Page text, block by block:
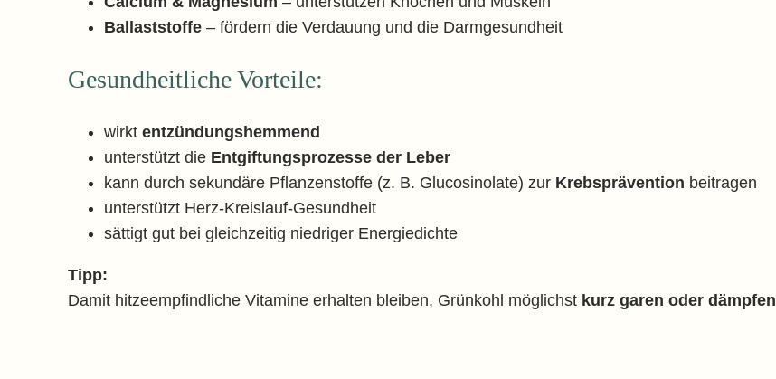
Ballaststoffe – fördern die Verdauung und die Darmgesundheit
Gesundheitliche Vorteile:
wirktentzündungshemmend
unterstützt die Entgiftungsprozesse der Leber
kann durch sekundäre Pflanzenstoffe (z. B. Glucosinolate) zur Krebsprävention beitragen
unterstützt Herz-Kreislauf-Gesundheit
sättigt gut bei gleichzeitig niedriger Energiedichte
Tipp:
Damit hitzeempfindliche Vitamine erhalten bleiben, Grünkohl möglichst kurz garen oder dämpfen